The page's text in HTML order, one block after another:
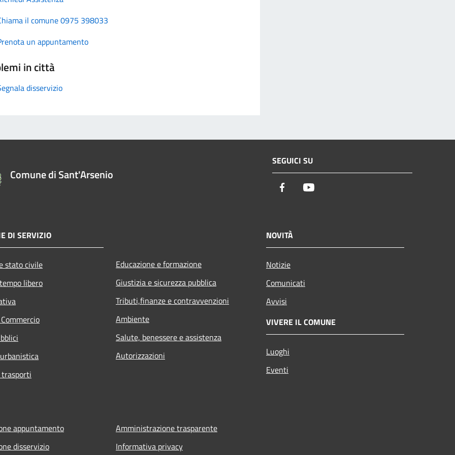
il comune 0975 398033
un appuntamento
in città
disservizio
Comune di Sant'Arsenio
SEGUICI SU
Facebook
DI SERVIZIO
stato civile
libero
Educazione e formazione
Giustizia e sicurezza pubblica
Tributi,finanze e contravvenzioni
Ambiente
Salute, benessere e assistenza
Autorizzazioni
NOVITÀ
Notizie
Comunicati
Avvisi
VIVERE IL COMUNE
Luoghi
Eventi
appuntamento
disservizio
Amministrazione trasparente
Informativa privacy